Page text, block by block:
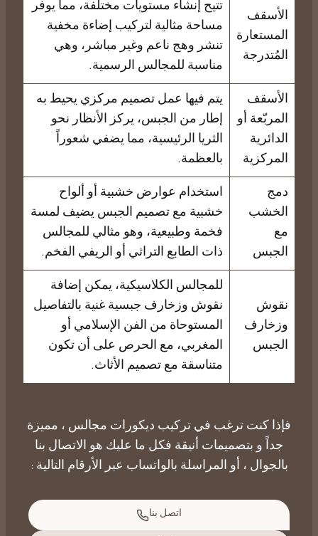
الأسقف
المستعارة
المُتدرجة
تتيح إنشاء مستويات مختلفة، مما يوفر
مساحة مثالية لتركيب إضاءة مخفية
تنشر وهج ناعم وغير مباشر، وهي
مناسبة للمجالس الرسمية.
الأسقف
المربّعة أو
الدائرية
المركزية
يتم فيها عمل تصميم مركزي يحيط به
إطار من الجبس، يركز الأنظار نحو
الثريا الرئيسية، مما يضفي شعوراً
بالعظمة.
دمج
الخشب
مع
الجبس
استخدام عوارض خشبية أو ألواح
خشبية مع تصميم الجبس يضيف لمسة
فخمة وطبيعية، وهو مثالي للمجالس
ذات الطابع التراثي أو الريفي الفخم.
​نقوش
وزخارف
الجبس
للمجالس الكلاسيكية، يمكن إضافة
نقوش وزخارف جبسية غنية بالتفاصيل
المستوحاة من الفن الإسلامي أو
المغربي، مع الحرص على أن تكون
متناسقة مع تصميم الأثاث.
فإذا كنت ترغب في تركيب ديكورات مجالس ، مميزة
جداً و بتصميمات أنيقة فكل ما عليك هو الاتصال بنا
بالجوال ، أو المراسلة بالواتساب عبر الأرقام التالية :
اتصل بنا